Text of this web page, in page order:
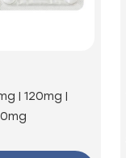
| 120mg |